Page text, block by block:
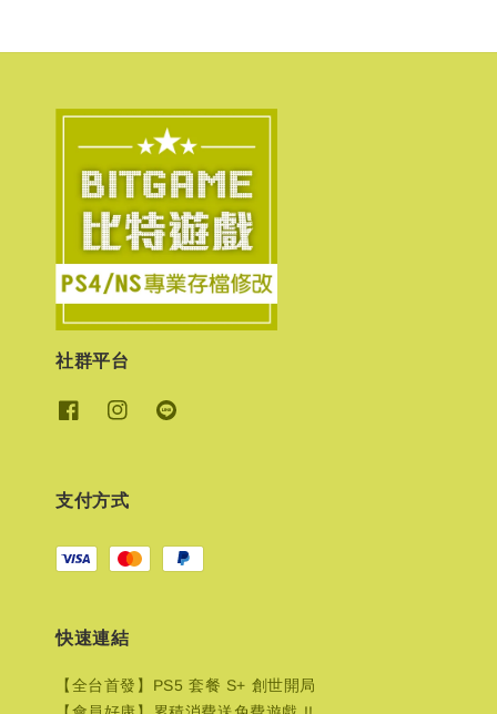
社群平台
支付方式
快速連結
【全台首發】PS5 套餐 S+ 創世開局